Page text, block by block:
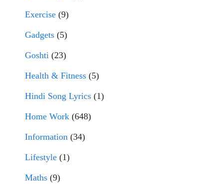
Exercise (9)
Gadgets (5)
Goshti (23)
Health & Fitness (5)
Hindi Song Lyrics (1)
Home Work (648)
Information (34)
Lifestyle (1)
Maths (9)